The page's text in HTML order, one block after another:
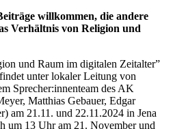
willkommen, die andere
Verhältnis von Religion und
und Raum im digitalen Zeitalter”
unter lokaler Leitung von
Sprecher:innenteam des AK
Matthias Gebauer, Edgar
am 21.11. und 22.11.2024 in Jena
um 13 Uhr am 21. November und